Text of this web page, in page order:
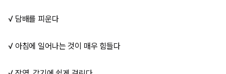
√ 담배를 피운다
√ 아침에 일어나는 것이 매우 힘들다